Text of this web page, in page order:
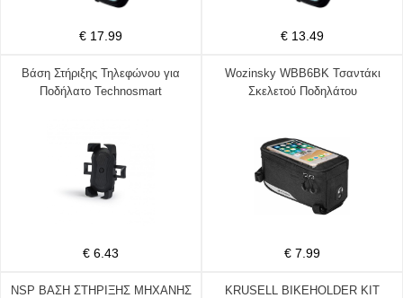
€ 17.99 € 13.49
Βάση Στήριξης Τηλεφώνου για
Ποδήλατο Technosmart
€ 6.43
Wozinsky WBB6BK Τσαντάκι
Σκελετού Ποδηλάτου
€ 7.99
NSP ΒΑΣΗ ΣΤΗΡΙΞΗΣ ΜΗΧΑΝΗΣ
KRUSELL BIKEHOLDER KIT